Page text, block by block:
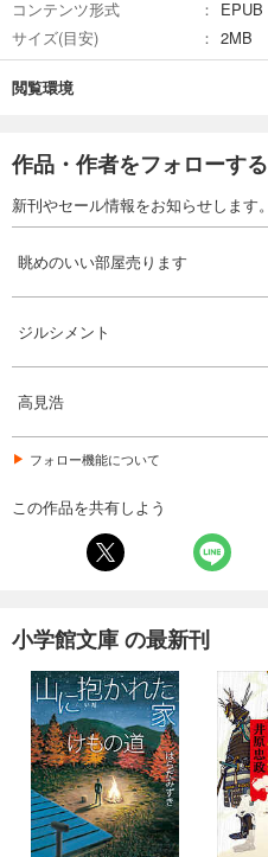
コンテンツ形式
EPUB
サイズ(目安)
2MB
閲覧環境
作品・作者をフォローする
新刊やセール情報をお知らせします。
眺めのいい部屋売ります
ジルシメント
高見浩
フォロー機能について
この作品を共有しよう
小学館文庫 の最新刊